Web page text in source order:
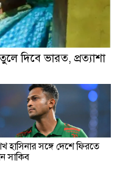
দিবে ভারত, প্রত্যাশা
হাসিনার সঙ্গে দেশে ফিরতে
সাকিব